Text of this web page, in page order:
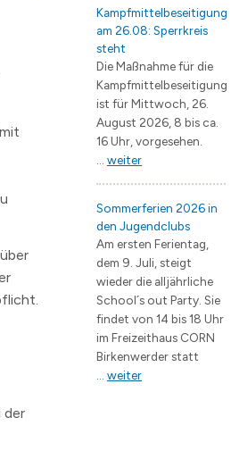
der
Kampfmittelbeseitigung
am 26.08: Sperrkreis
steht
Die Maßnahme für die
Kampfmittelbeseitigung
ist für Mittwoch, 26.
August 2026, 8 bis ca.
16 Uhr, vorgesehen.
weiter
Sommerferien 2026 in
den Jugendclubs
Am ersten Ferientag,
dem 9. Juli, steigt
wieder die alljährliche
School´s out Party. Sie
findet von 14 bis 18 Uhr
im Freizeithaus CORN
Birkenwerder statt
weiter